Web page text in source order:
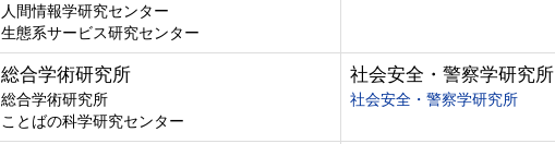
人間情報学研究センター
生態系サービス研究センター
総合学術研究所
総合学術研究所
ことばの科学研究センター
社会安全・警察学研究所
社会安全・警察学研究所